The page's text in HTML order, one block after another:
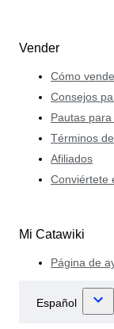
Vender
Cómo
Consejos
Pautas
Términos
Afiliados
Conviértete
Mi Catawiki
Página de